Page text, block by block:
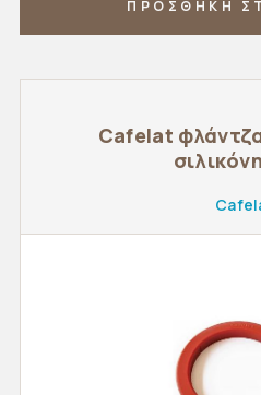
ΠΡΟΣΘΗΚΗ
Cafelat